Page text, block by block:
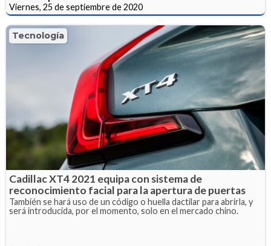
Viernes, 25 de septiembre de 2020
Tecnología
Cadillac XT4 2021 equipa con sistema de
reconocimiento facial para la apertura de puertas
También se hará uso de un código o huella dactilar para abrirla, y
será introducida, por el momento, solo en el mercado chino.